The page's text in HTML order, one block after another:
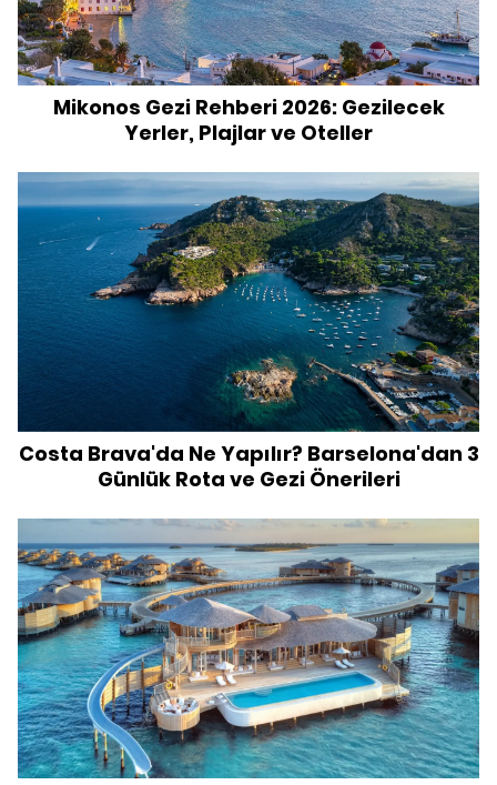
Mikonos Gezi Rehberi 2026: Gezilecek
Yerler, Plajlar ve Oteller
Costa Brava'da Ne Yapılır? Barselona'dan 3
Günlük Rota ve Gezi Önerileri